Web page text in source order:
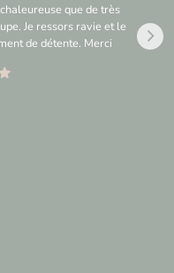
que de très
Je ressors ravie et le
de détente. Merci